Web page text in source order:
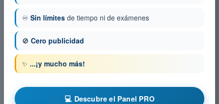
♾️ Sin límites de tiempo ni de exámenes
🚫 Cero publicidad
✨ ...¡y mucho más!
💻 Descubre el Panel PRO